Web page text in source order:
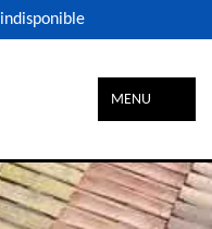
indisponible
MENU